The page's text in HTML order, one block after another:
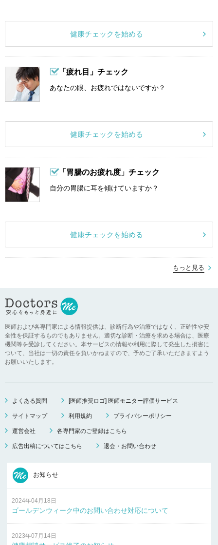
健康チェックを始める
「疲れ目」チェック
あなたの眼、お疲れではないですか？
健康チェックを始める
「胃腸のお疲れ度」チェック
自分の胃腸に耳を傾けていますか？
健康チェックを始める
もっと見る
医師および各専門家による情報提供は、診断行為や治療ではなく、正確性や安
全性を保証するものでもありません。適切な診断・治療を求める場合は、医療
機関等を受診してください。本サービスの情報や利用に際して発生した損害に
ついて、当社は一切の責任を負いかねますので、予めご了承いただきますよう
お願いいたします。
よくある質問 [医師推奨ロゴ] 医師モニター評価サービス
サイトマップ 利用規約 プライバシーポリシー
運営会社 各専門家のご登録はこちら
広告出稿についてはこちら 退会・お問い合わせ
お知らせ
2024年04月18日
ゴールデンウィーク中のお問い合わせ対応について
2023年07月14日